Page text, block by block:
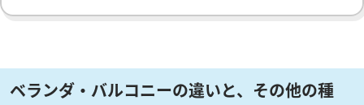
ベランダ・バルコニーの違いと、その他の種